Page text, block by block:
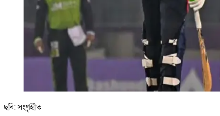
ছবি: সংগৃহীত